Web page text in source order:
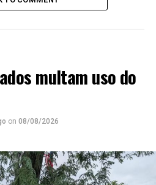
multam uso do
on 08/08/2026